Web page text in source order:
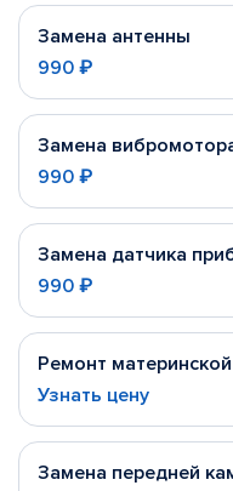
Замена антенны
990 ₽
Замена
990 ₽
Замена датчика
990 ₽
Ремонт
Узнать цену
Замена передней